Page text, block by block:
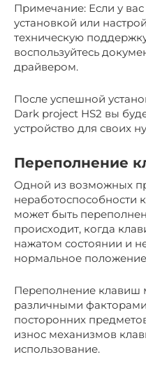
Примечание: Если у
установкой или
техническую
воспользуйтесь
драйвером.
После успешной
Dark project HS2 вы
устройство для своих
Переполнение
Одной из возможных
неработоспособности
может быть
происходит, когда
нажатом состоянии и
нормальное
Переполнение клавиш
различными
посторонних
износ механизмов
использование.